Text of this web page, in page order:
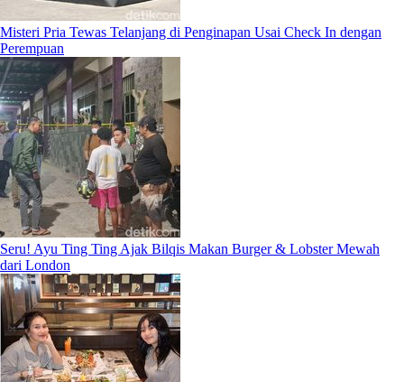
Misteri Pria Tewas Telanjang di Penginapan Usai Check In dengan
Perempuan
Seru! Ayu Ting Ting Ajak Bilqis Makan Burger & Lobster Mewah
dari London